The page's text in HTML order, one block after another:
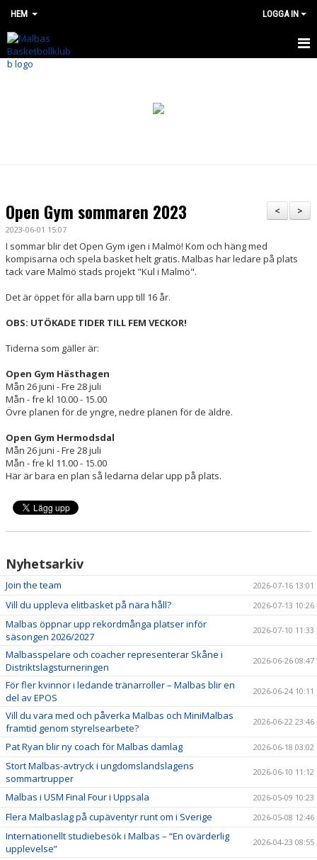
HEM LOGGA IN
HEM
MALBAS MADNESS CUP
SOMMARLÄGER 2026
ENGAGERA DIG
KONTAKT
>
<
Open Gym sommaren 2023
2023-06-01 15:07
I sommar blir det Open Gym igen i Malmö! Kom och häng med
kompisarna och spela basket helt gratis. Malbas har ledare på plats
tack vare Malmö stads projekt "Kul i Malmö".
Det är öppet för alla barn upp till 16 år.
OBS: UTÖKADE TIDER TILL FEM VECKOR!
Tiderna som gäller är:
Open Gym Hästhagen
Mån 26 juni - Fre 28 juli
Mån - fre kl 10.00 - 15.00
Övre planen för de yngre, nedre planen för de äldre.
Open Gym Hermodsdal
Mån 26 juni - Fre 28 juli
Mån - fre kl 11.00 - 15.00
Här är bara en plan så ledarna delar upp på plats.
Nyhetsarkiv
Join the team 2026-07-16 13:01
Vill du uppleva elitbasket på nära håll? 2026-07-13 10:26
Malbas öppnar upp rekordmånga platser inför
säsongen 2026/2027
2026-07-10 11:33
Malbasspelare och coacher representerar Skåne i
Distriktslagsturneringen
2026-06-26 08:47
För fler kvinnor i ledande tränarroller – Malbas blir en
del av EPOS
2026-06-24 10:11
Vill du vara med och påverka Malbas och MiniMalbas
framtid genom styrelsearbete?
2026-06-22 23:46
Pat Ryan blir ny coach för Malbas damlag 2026-06-18 03:02
Stort Malbas-avtryck i ungdomslandslagens
sommartrupper
2026-06-10 11:12
Malbas i USM Final Four i Uppsala 2026-05-09 10:23
Flera Malbaslag på cupäventyr runt om i Sverige 2026-05-08 12:46
Internationellt studiebesök i Malbas – “En ovärderlig
upplevelse”
2026-04-23 08:55